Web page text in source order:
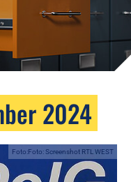
2024
Foto:Foto: Screenshot RTL WEST